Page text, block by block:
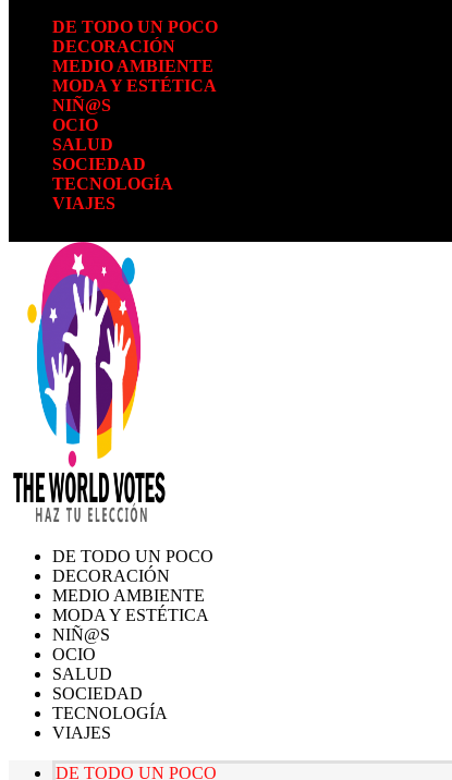
DE TODO UN POCO
DECORACIÓN
MEDIO AMBIENTE
MODA Y ESTÉTICA
NIÑ@S
OCIO
SALUD
SOCIEDAD
TECNOLOGÍA
VIAJES
DE TODO UN POCO
DECORACIÓN
MEDIO AMBIENTE
MODA Y ESTÉTICA
NIÑ@S
OCIO
SALUD
SOCIEDAD
TECNOLOGÍA
VIAJES
DE TODO UN POCO